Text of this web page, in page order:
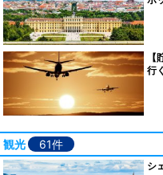
行
観光 61件
シ